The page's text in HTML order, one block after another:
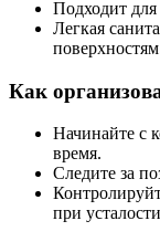
Подходит
Легкая
Как
Начинайте с
время.
Следите за
при